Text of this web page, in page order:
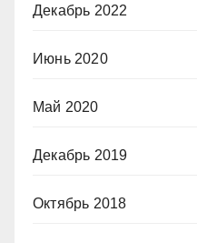
Декабрь 2022
Июнь 2020
Май 2020
Декабрь 2019
Октябрь 2018